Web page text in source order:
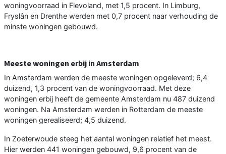
woningvoorraad in Flevoland, met 1,5 procent. In Limburg,
Fryslân en Drenthe werden met 0,7 procent naar verhouding de
minste woningen gebouwd.
Meeste woningen erbij in Amsterdam
In Amsterdam werden de meeste woningen opgeleverd; 6,4
duizend, 1,3 procent van de woningvoorraad. Met deze
woningen erbij heeft de gemeente Amsterdam nu 487 duizend
woningen. Na Amsterdam werden in Rotterdam de meeste
woningen gerealiseerd; 4,5 duizend.
In Zoeterwoude steeg het aantal woningen relatief het meest.
Hier werden 441 woningen gebouwd, 9,6 procent van de